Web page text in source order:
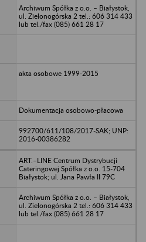
Archiwum Spółka z o.o. – Białystok,
ul. Zielonogórska 2 tel.: 606 314 433
lub tel./fax (085) 661 28 17
akta osobowe 1999-2015
Dokumentacja osobowo-płacowa
992700/611/108/2017-SAK; UNP:
2016-00386282
ART.–LINE Centrum Dystrybucji
Cateringowej Spółka z o.o. 15-704
Białystok; ul. Jana Pawła II 79C
Archiwum Spółka z o.o. – Białystok,
ul. Zielonogórska 2 tel.: 606 314 433
lub tel./fax (085) 661 28 17